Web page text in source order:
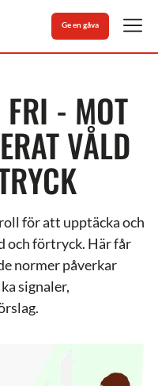
Ge en gåva
FRI - MOT
VÅLD
för att upptäcka och
och förtryck. Här får
normer påverkar
signaler,